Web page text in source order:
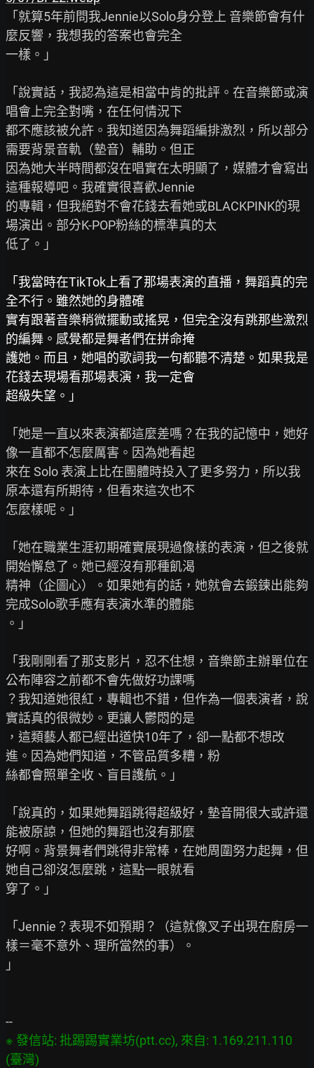
「就算5年前問我Jennie以Solo身分登上 音樂節會有什
麼反響，我想我的答案也會完全
一樣。」
「說實話，我認為這是相當中肯的批評。在音樂節或演
唱會上完全對嘴，在任何情況下
都不應該被允許。我知道因為舞蹈編排激烈，所以部分
需要背景音軌（墊音）輔助。但正
因為她大半時間都沒在唱實在太明顯了，媒體才會寫出
這種報導吧。我確實很喜歡Jennie
的專輯，但我絕對不會花錢去看她或BLACKPINK的現
場演出。部分K-POP粉絲的標準真的太
低了。」
「我當時在TikTok上看了那場表演的直播，舞蹈真的完
全不行。雖然她的身體確
實有跟著音樂稍微擺動或搖晃，但完全沒有跳那些激烈
的編舞。感覺都是舞者們在拼命掩
護她。而且，她唱的歌詞我一句都聽不清楚。如果我是
花錢去現場看那場表演，我一定會
超級失望。」
「她是一直以來表演都這麼差嗎？在我的記憶中，她好
像一直都不怎麼厲害。因為她看起
來在 Solo 表演上比在團體時投入了更多努力，所以我
原本還有所期待，但看來這次也不
怎麼樣呢。」
「她在職業生涯初期確實展現過像樣的表演，但之後就
開始懈怠了。她已經沒有那種飢渴
精神（企圖心）。如果她有的話，她就會去鍛鍊出能夠
完成Solo歌手應有表演水準的體能
。」
「我剛剛看了那支影片，忍不住想，音樂節主辦單位在
公布陣容之前都不會先做好功課嗎
？我知道她很紅，專輯也不錯，但作為一個表演者，說
實話真的很微妙。更讓人鬱悶的是
，這類藝人都已經出道快10年了，卻一點都不想改
進。因為她們知道，不管品質多糟，粉
絲都會照單全收、盲目護航。」
「說真的，如果她舞蹈跳得超級好，墊音開很大或許還
能被原諒，但她的舞蹈也沒有那麼
好啊。背景舞者們跳得非常棒，在她周圍努力起舞，但
她自己卻沒怎麼跳，這點一眼就看
穿了。」
「Jennie？表現不如預期？（這就像叉子出現在廚房一
樣＝毫不意外、理所當然的事）。
」
※ 發信站: 批踢踢實業坊(ptt.cc), 來自: 1.169.211.110
(臺灣)